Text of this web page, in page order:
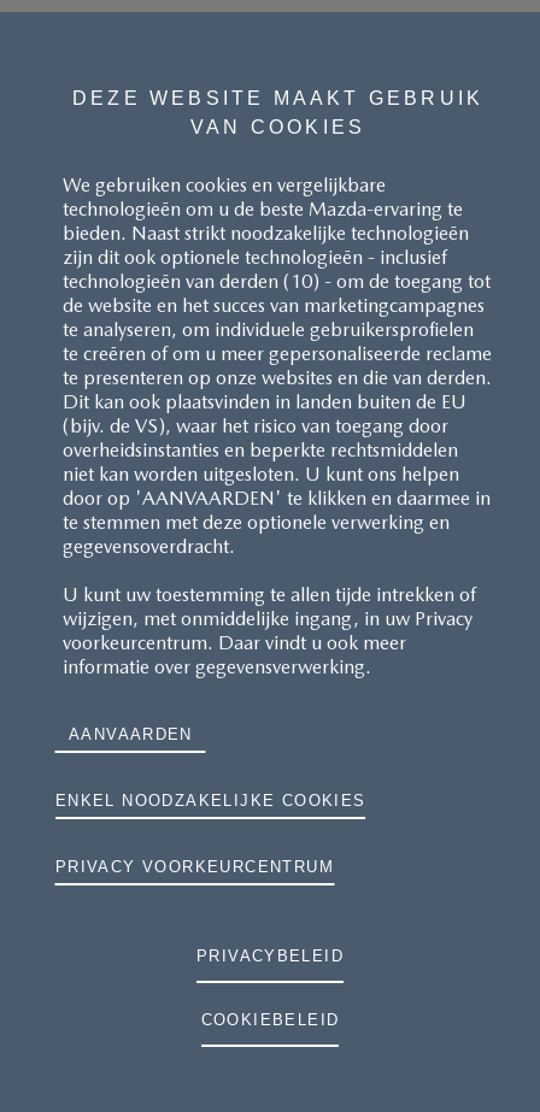
DEZE WEBSITE MAAKT GEBRUIK
VAN COOKIES
We gebruiken cookies en vergelijkbare
technologieën om u de beste Mazda-ervaring te
bieden. Naast strikt noodzakelijke technologieën
zijn dit ook optionele technologieën - inclusief
technologieën van derden (10) - om de toegang tot
de website en het succes van marketingcampagnes
te analyseren, om individuele gebruikersprofielen
te creëren of om u meer gepersonaliseerde reclame
te presenteren op onze websites en die van derden.
Dit kan ook plaatsvinden in landen buiten de EU
(bijv. de VS), waar het risico van toegang door
overheidsinstanties en beperkte rechtsmiddelen
niet kan worden uitgesloten. U kunt ons helpen
door op 'AANVAARDEN' te klikken en daarmee in
te stemmen met deze optionele verwerking en
gegevensoverdracht.
U kunt uw toestemming te allen tijde intrekken of
wijzigen, met onmiddelijke ingang, in uw Privacy
voorkeurcentrum. Daar vindt u ook meer
informatie over gegevensverwerking.
AANVAARDEN
ENKEL NOODZAKELIJKE COOKIES
PRIVACY VOORKEURCENTRUM
PRIVACYBELEID
COOKIEBELEID